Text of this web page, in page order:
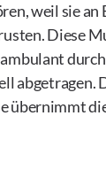
weil sie
Diese
übernimmt